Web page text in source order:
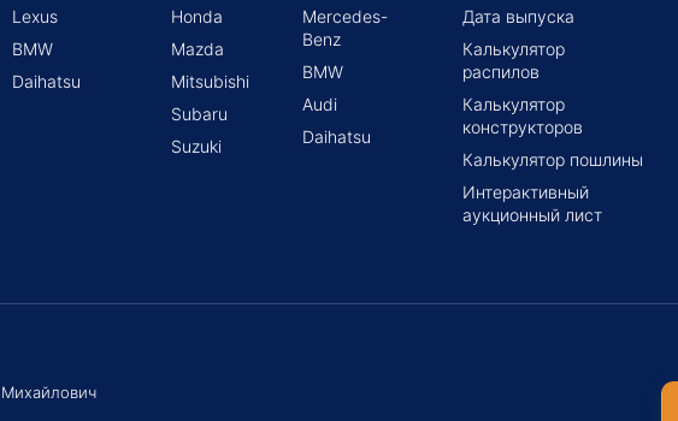
Lexus
BMW
Daihatsu
Honda
Mazda
Mitsubishi
Subaru
Suzuki
Mercedes-
Benz
BMW
Audi
Daihatsu
Дата выпуска
Калькулятор
распилов
Калькулятор
конструкторов
Калькулятор пошлины
Интерактивный
аукционный лист